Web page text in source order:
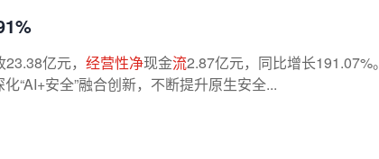
23.38亿元， 经营性净现金流2.87亿元，同比增长191.07%。
“AI+安全”融合创新，不断提升原生安全...